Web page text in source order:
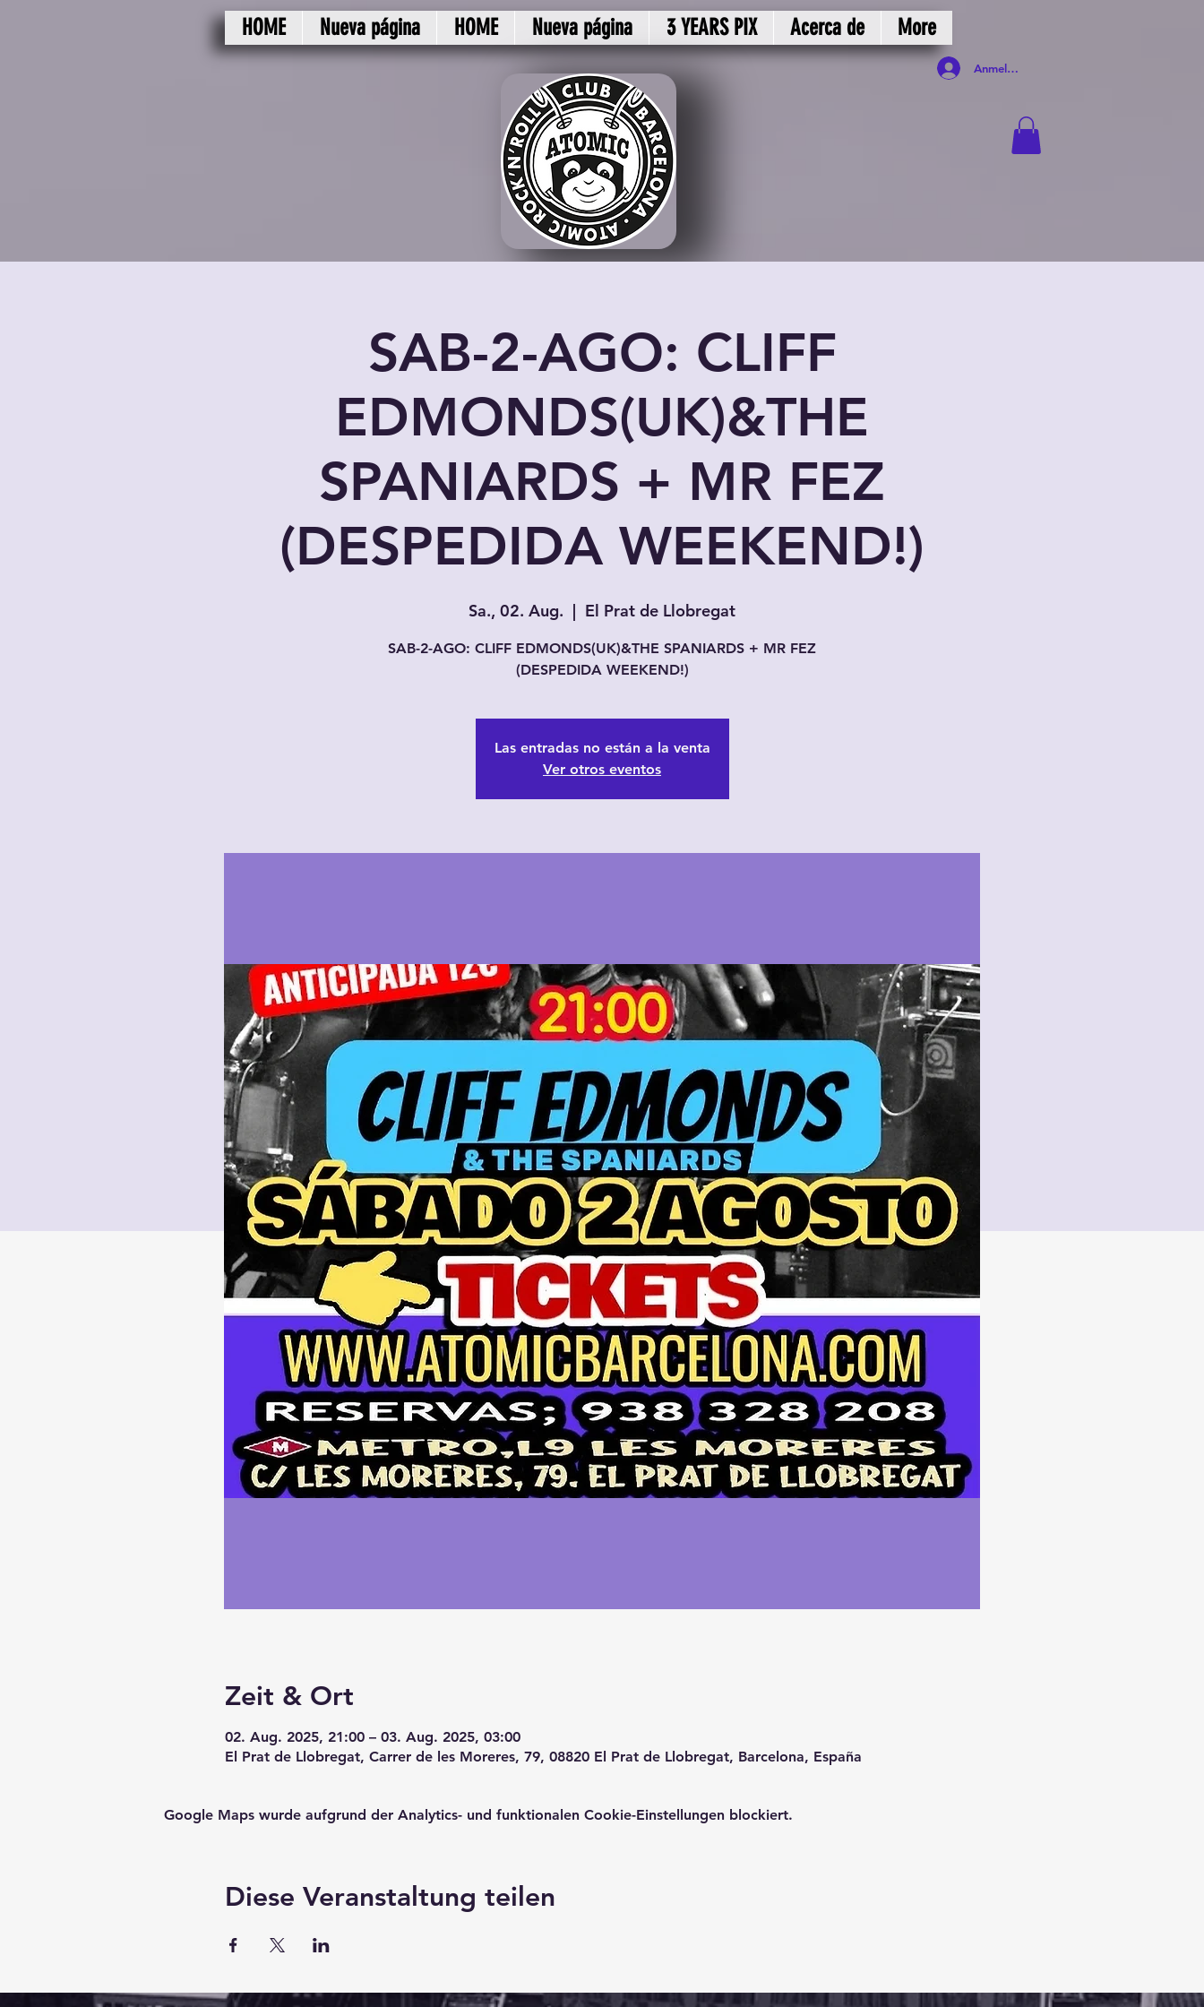
HOME Nueva página HOME Nueva página 3 YEARS PIX Acerca de More
Anmelden
SAB-2-AGO: CLIFF
EDMONDS(UK)&THE
SPANIARDS + MR FEZ
(DESPEDIDA WEEKEND!)
Sa., 02. Aug.
  |
El Prat de Llobregat
SAB-2-AGO: CLIFF EDMONDS(UK)&THE SPANIARDS + MR FEZ
(DESPEDIDA WEEKEND!)
Las entradas no están a la venta
Ver otros eventos
Zeit & Ort
02. Aug. 2025, 21:00 – 03. Aug. 2025, 03:00
El Prat de Llobregat, Carrer de les Moreres, 79, 08820 El Prat de Llobregat, Barcelona, España
Google Maps wurde aufgrund der Analytics- und funktionalen Cookie-Einstellungen blockiert.
Diese Veranstaltung teilen